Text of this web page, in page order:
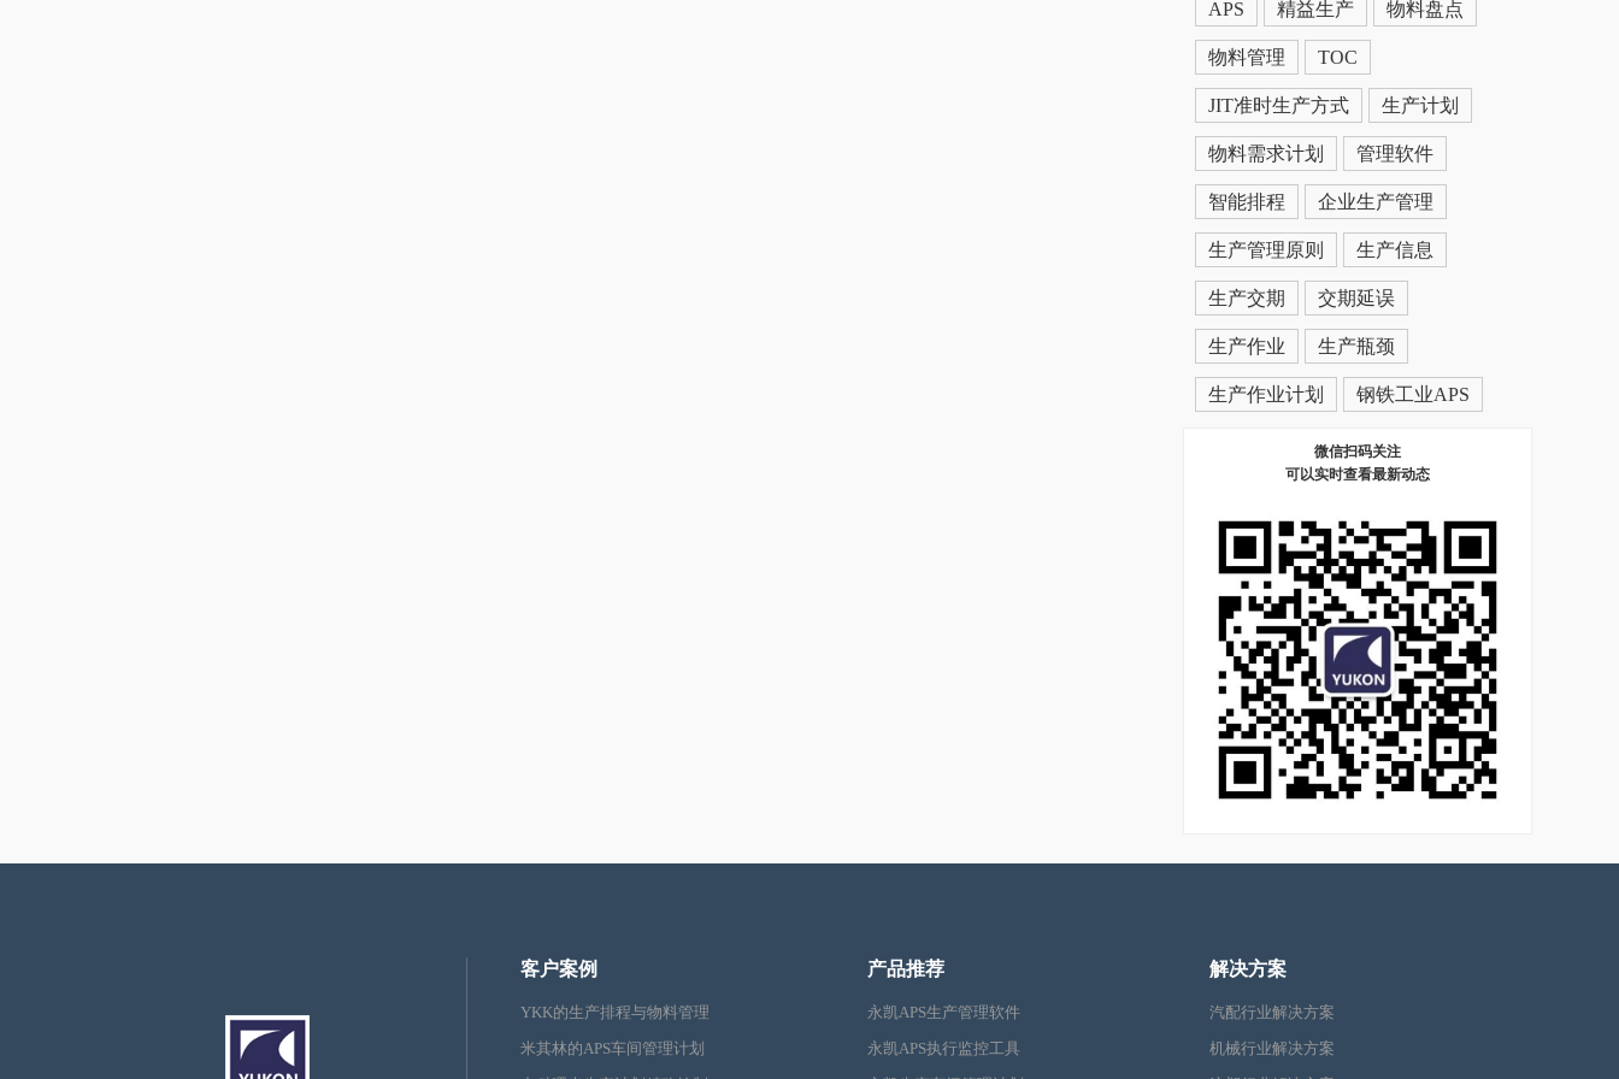
APS 精益生产 物料盘点
物料管理 TOC
JIT准时生产方式 生产计划
物料需求计划 管理软件
智能排程 企业生产管理
生产管理原则 生产信息
生产交期 交期延误
生产作业 生产瓶颈
生产作业计划 钢铁工业APS
微信扫码关注
可以实时查看最新动态
客户案例
YKK的生产排程与物料管理
米其林的APS车间管理计划
产品推荐
永凯APS生产管理软件
永凯APS执行监控工具
解决方案
汽配行业解决方案
机械行业解决方案